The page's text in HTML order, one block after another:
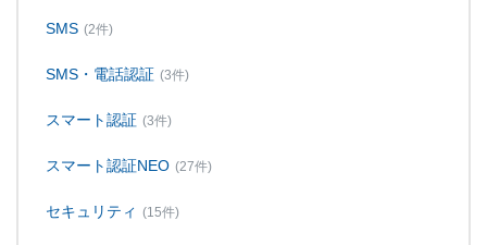
SMS (2件)
SMS・電話認証 (3件)
スマート認証 (3件)
スマート認証NEO (27件)
セキュリティ (15件)